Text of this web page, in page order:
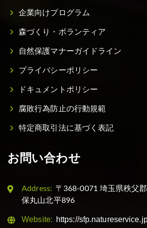
企業向けプログラム
森づくり・ボランティア
自然保護マナーガイドライン
プライバシーポリシー
ドキュメントポリシー
腐敗行為防止の行動規範
特定商取引法に基づく表記
お問い合わせ
Address: 〒368-0071 埼玉県秩父
保丸山北平896
Website: https://